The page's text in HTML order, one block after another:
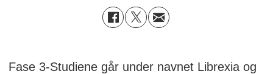
Fase 3-Studiene går under navnet Librexia og